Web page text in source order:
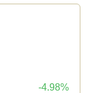
-4.98